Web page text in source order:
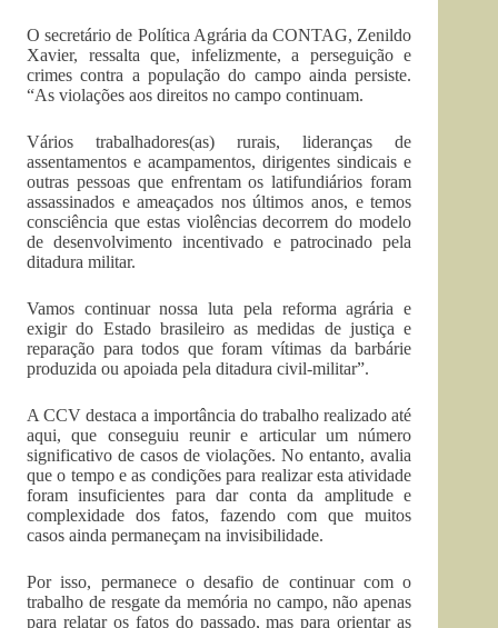
O secretário de Política Agrária da CONTAG, Zenildo
Xavier, ressalta que, infelizmente, a perseguição e
crimes contra a população do campo ainda persiste.
“As violações aos direitos no campo continuam.
Vários trabalhadores(as) rurais, lideranças de
assentamentos e acampamentos, dirigentes sindicais e
outras pessoas que enfrentam os latifundiários foram
assassinados e ameaçados nos últimos anos, e temos
consciência que estas violências decorrem do modelo
de desenvolvimento incentivado e patrocinado pela
ditadura militar.
Vamos continuar nossa luta pela reforma agrária e
exigir do Estado brasileiro as medidas de justiça e
reparação para todos que foram vítimas da barbárie
produzida ou apoiada pela ditadura civil-militar”.
A CCV destaca a importância do trabalho realizado até
aqui, que conseguiu reunir e articular um número
significativo de casos de violações. No entanto, avalia
que o tempo e as condições para realizar esta atividade
foram insuficientes para dar conta da amplitude e
complexidade dos fatos, fazendo com que muitos
casos ainda permaneçam na invisibilidade.
Por isso, permanece o desafio de continuar com o
trabalho de resgate da memória no campo, não apenas
para relatar os fatos do passado, mas para orientar as